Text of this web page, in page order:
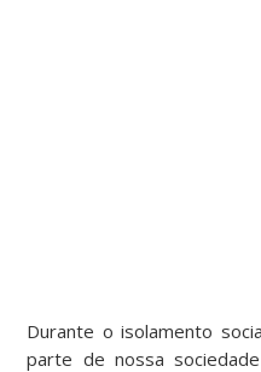
Durante o isolamento
parte de nossa